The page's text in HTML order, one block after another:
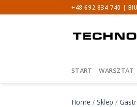
to
+48 692 834 740 |
START WARSZTAT
Home / Sklep /